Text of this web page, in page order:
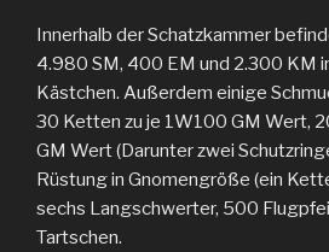
Innerhalb der Schatzkammer
4.980 SM, 400 EM und 2.300 KM
Kästchen. Außerdem einige
30 Ketten zu je 1W100 GM Wert,
GM Wert (Darunter zwei
Rüstung in Gnomengröße (ein
sechs Langschwerter, 500
Tartschen.